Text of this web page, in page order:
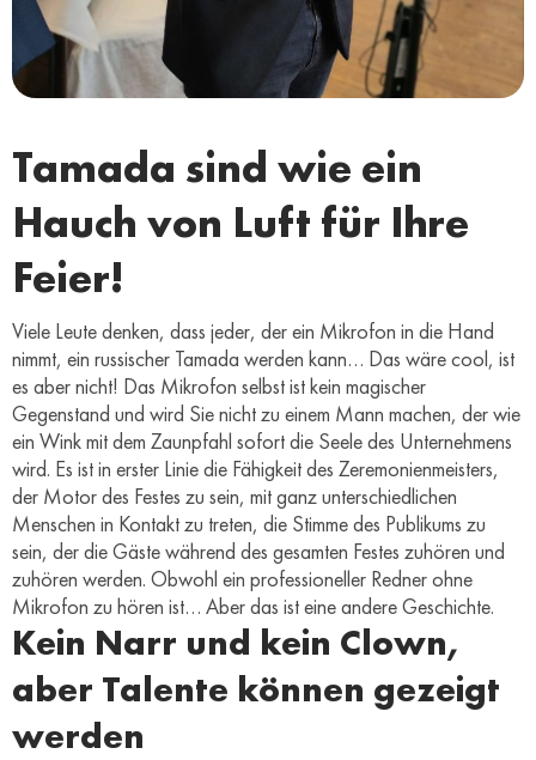
Tamada sind wie ein
Hauch von Luft für Ihre
Feier!
Viele Leute denken, dass jeder, der ein Mikrofon in die Hand
nimmt, ein russischer Tamada werden kann… Das wäre cool, ist
es aber nicht! Das Mikrofon selbst ist kein magischer
Gegenstand und wird Sie nicht zu einem Mann machen, der wie
ein Wink mit dem Zaunpfahl sofort die Seele des Unternehmens
wird. Es ist in erster Linie die Fähigkeit des Zeremonienmeisters,
der Motor des Festes zu sein, mit ganz unterschiedlichen
Menschen in Kontakt zu treten, die Stimme des Publikums zu
sein, der die Gäste während des gesamten Festes zuhören und
zuhören werden. Obwohl ein professioneller Redner ohne
Mikrofon zu hören ist… Aber das ist eine andere Geschichte.
Kein Narr und kein Clown,
aber Talente können gezeigt
werden